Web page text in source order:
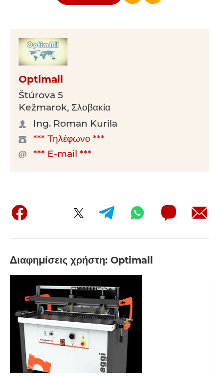
Optimall
Štúrova 5
Kežmarok, Σλοβακία
Ing. Roman Kurila
*** Τηλέφωνο ***
*** E-mail ***
Διαφημίσεις χρήστη: Optimall